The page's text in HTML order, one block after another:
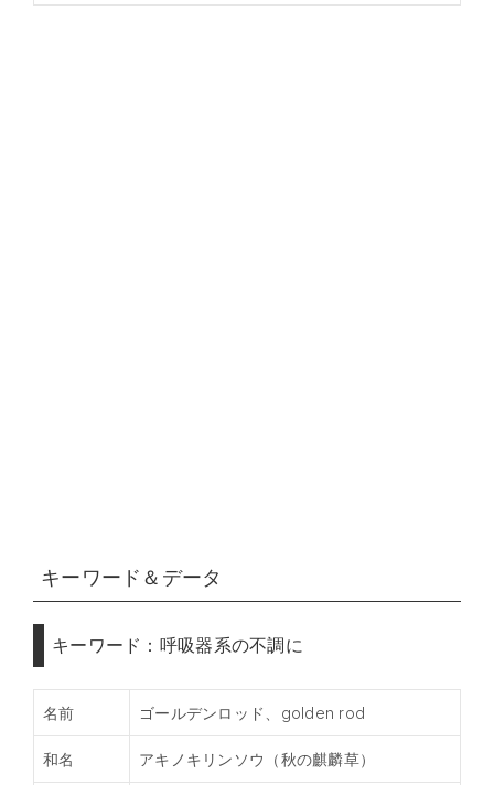
キーワード＆データ
キーワード：呼吸器系の不調に
名前 ゴールデンロッド、golden rod
和名 アキノキリンソウ（秋の麒麟草）